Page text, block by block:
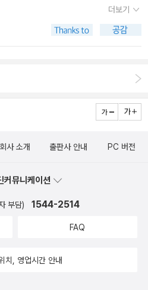
별에 어떤 숨결을 놓을는지 돌아볼 노
는 지난날 가장 반드르르한 종이였
article/003/0013738454?
mnews/article/028/000
·파란놀(최종규). 낱말책을 쓴다.
기》, 《새로 쓰는 말밑 꾸러미 사전》,
쉬운 말이 평화》, 《곁말》, 《책숲마
hbooklove
.2026년 1월 1일에도 ‘통일교 우두
잘팔린다. 나는 헌책집에서 1500
소름이 돋아서 한참 망설였지만, 5
까짓 1500원, 기꺼이 써 주마 하고
눈물을 닦아주는 평화의 어머니》는
2025년까지 몇 벌이나 찍었을까?
쪽은 돈잔치로 임금노릇을 하고, 다
곳곳에 웅크린 ‘돈버러지’ 참낯을 고
니’가 안 계셨어도 돈벌레 얼뜬낯은
를 찰밖에 없다.ㅍㄹㄴ이러한 연유
어도 보지 못하는 이들을 위해, 동으
더보기
회사 소개 출판사 안내 PC 버전
커뮤니케이션
부담) 1544-2514
FAQ
치, 영업시간 안내